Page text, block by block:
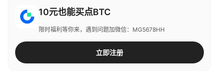
10元也能买点BTC
限时福利等你来，遇到问题加微信：MG5678HH
立即注册